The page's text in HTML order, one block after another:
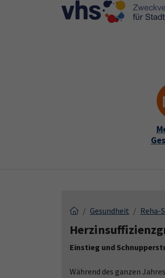
Skip to main content
Skip to page footer
Gesundheit Reha-
Einstieg und
Während des ganzen